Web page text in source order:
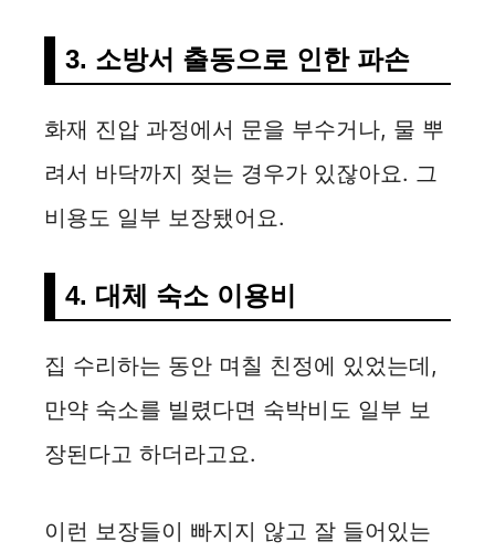
3. 소방서 출동으로 인한 파손
화재 진압 과정에서 문을 부수거나, 물 뿌
려서 바닥까지 젖는 경우가 있잖아요. 그
비용도 일부 보장됐어요.
4. 대체 숙소 이용비
집 수리하는 동안 며칠 친정에 있었는데,
만약 숙소를 빌렸다면 숙박비도 일부 보
장된다고 하더라고요.
이런 보장들이 빠지지 않고 잘 들어있는